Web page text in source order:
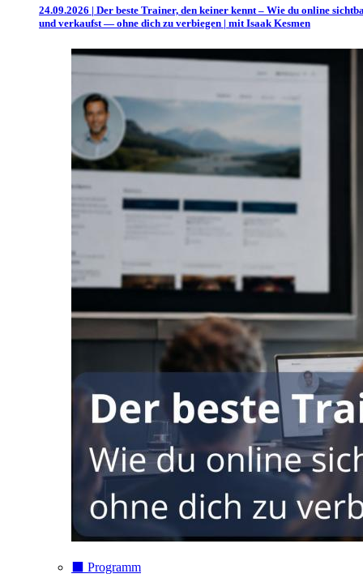
24.09.2026 | Der beste Trainer, den keiner kennt – Wie du online
und verkaufst — ohne dich zu verbiegen | mit Isaak Kesmen
⬛️ Programm